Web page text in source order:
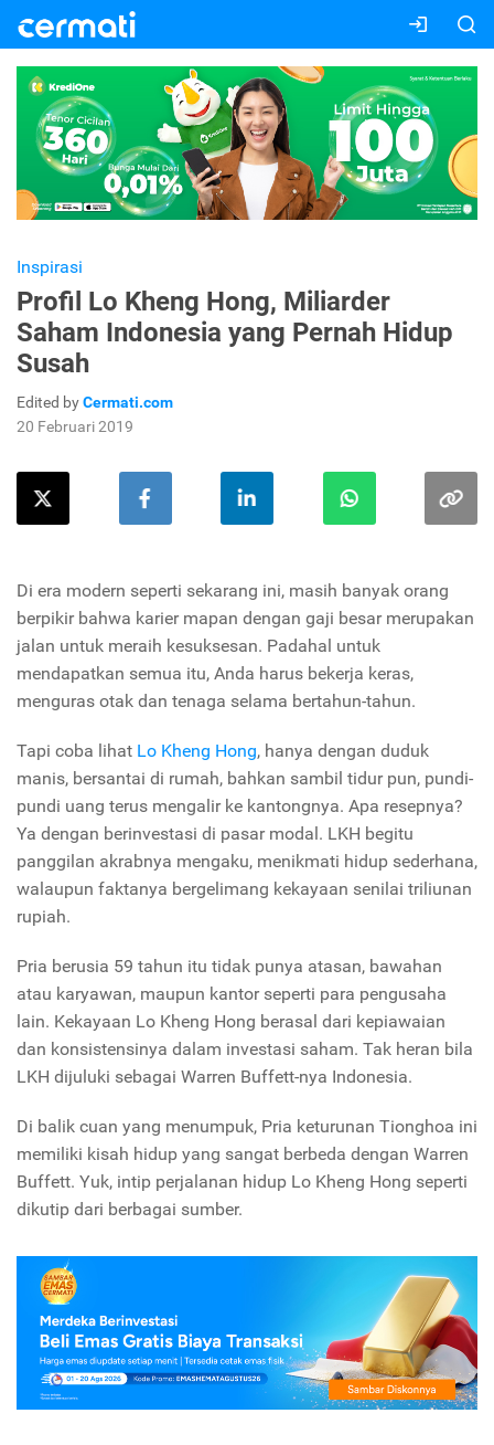
Inspirasi
Profil Lo Kheng Hong, Miliarder
Saham Indonesia yang Pernah Hidup
Susah
Edited byCermati.com
20 Februari 2019
Di era modern seperti sekarang ini, masih banyak orang
berpikir bahwa karier mapan dengan gaji besar merupakan
jalan untuk meraih kesuksesan. Padahal untuk
mendapatkan semua itu, Anda harus bekerja keras,
menguras otak dan tenaga selama bertahun-tahun.
Tapi coba lihat Lo Kheng Hong, hanya dengan duduk
manis, bersantai di rumah, bahkan sambil tidur pun, pundi-
pundi uang terus mengalir ke kantongnya. Apa resepnya?
Ya dengan berinvestasi di pasar modal. LKH begitu
panggilan akrabnya mengaku, menikmati hidup sederhana,
walaupun faktanya bergelimang kekayaan senilai triliunan
rupiah.
Pria berusia 59 tahun itu tidak punya atasan, bawahan
atau karyawan, maupun kantor seperti para pengusaha
lain. Kekayaan Lo Kheng Hong berasal dari kepiawaian
dan konsistensinya dalam investasi saham. Tak heran bila
LKH dijuluki sebagai Warren Buffett-nya Indonesia.
Di balik cuan yang menumpuk, Pria keturunan Tionghoa ini
memiliki kisah hidup yang sangat berbeda dengan Warren
Buffett. Yuk, intip perjalanan hidup Lo Kheng Hong seperti
dikutip dari berbagai sumber.